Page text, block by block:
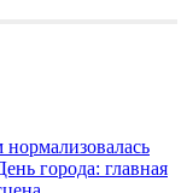
города: главная